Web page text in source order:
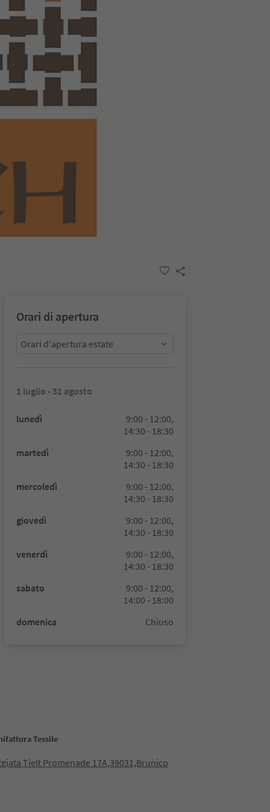
Orari di apertura
Orari d'apertura estate
1 luglio - 31 agosto
lunedì
9:00 - 12:00,
14:30 - 18:30
martedì
9:00 - 12:00,
14:30 - 18:30
mercoledì
9:00 - 12:00,
14:30 - 18:30
giovedì
9:00 - 12:00,
14:30 - 18:30
venerdì
9:00 - 12:00,
14:30 - 18:30
sabato
9:00 - 12:00,
14:00 - 18:00
domenica
Chiuso
Tessile
Tielt Promenade 17A,39031,Brunico